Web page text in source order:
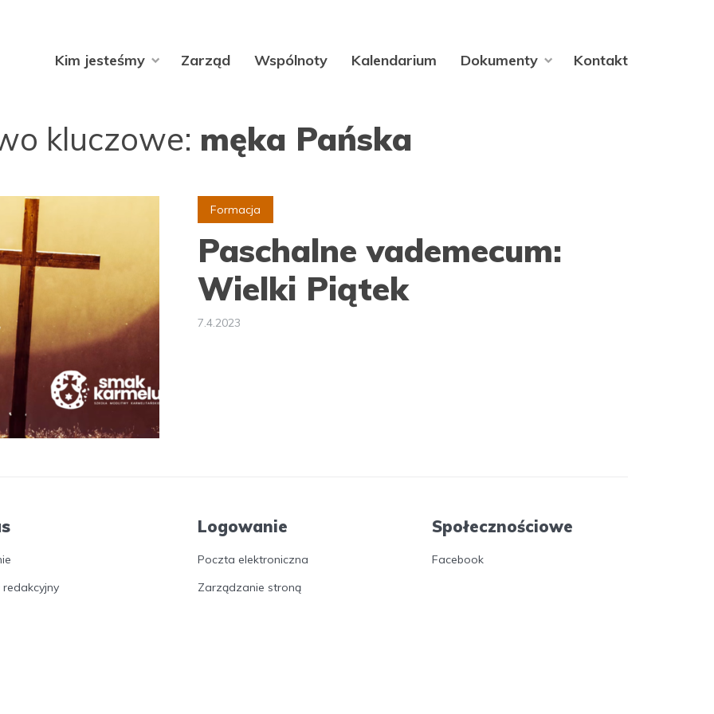
Kim jesteśmy Zarząd Wspólnoty Kalendarium Dokumenty Kontakt
kluczowe: męka Pańska
Formacja
Paschalne vademecum:
Wielki Piątek
7.4.2023
redakcyjny
Logowanie
Poczta elektroniczna
Zarządzanie stroną
Społecznościowe
Facebook